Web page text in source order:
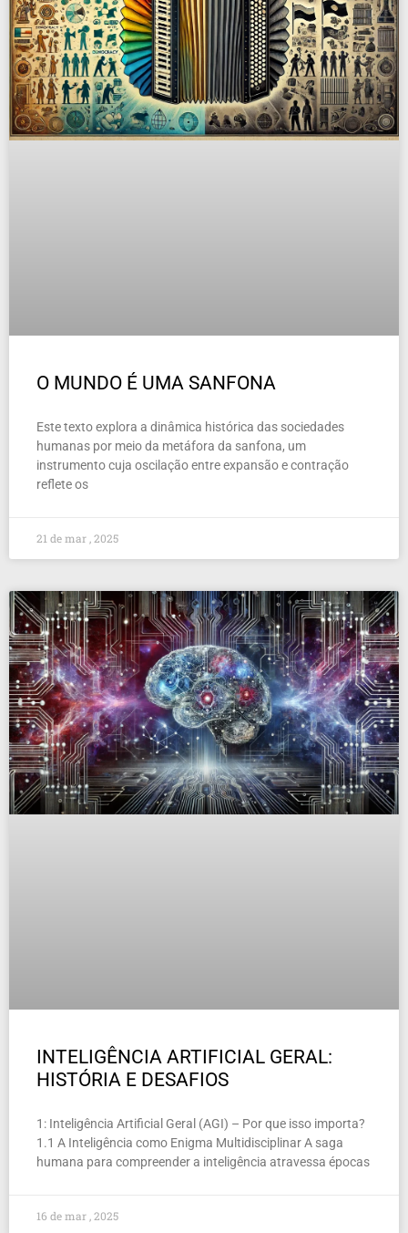
O MUNDO É UMA SANFONA
Este texto explora a dinâmica histórica das sociedades
humanas por meio da metáfora da sanfona, um
instrumento cuja oscilação entre expansão e contração
reflete os
21 de mar , 2025
INTELIGÊNCIA ARTIFICIAL GERAL:
HISTÓRIA E DESAFIOS
1: Inteligência Artificial Geral (AGI) – Por que isso importa?
1.1 A Inteligência como Enigma Multidisciplinar A saga
humana para compreender a inteligência atravessa épocas
16 de mar , 2025